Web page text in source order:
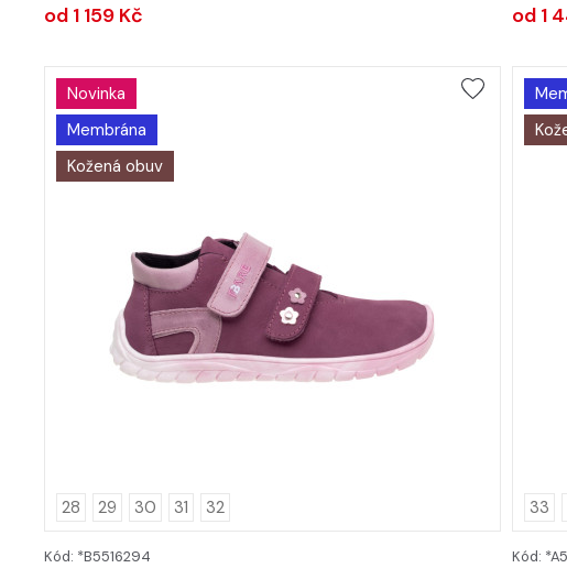
od 1 159 Kč od 1
Novinka
Membrána
Kožená obuv
28 29 30 31 32
Kód: *B5516294
33
Kód: